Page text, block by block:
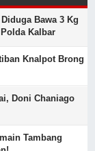
Bawa 3 Kg
Kalbar
Knalpot Brong
Doni Chaniago
Tambang